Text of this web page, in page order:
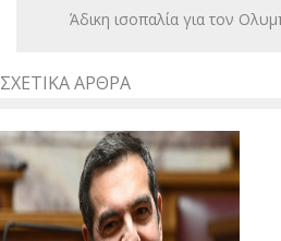
Άδικη ισοπαλία για τον
ΣΧΕΤΙΚΆ ΆΡΘΡΑ